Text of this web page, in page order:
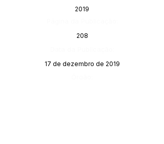
2019
208
17 de dezembro de 2019